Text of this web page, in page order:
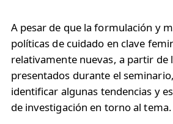
A pesar de que la formulación y
políticas de cuidado en clave
relativamente nuevas, a partir de
presentados durante el
identificar algunas tendencias y
de investigación en torno al tema.